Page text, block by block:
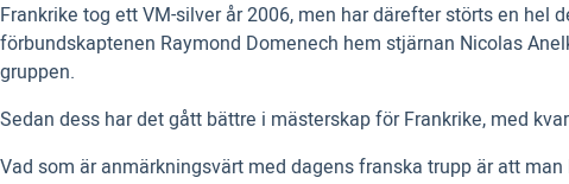
Frankrike tog ett VM-silver år 2006, men har därefter störts en
förbundskaptenen Raymond Domenech hem stjärnan Nicolas
gruppen.
Sedan dess har det gått bättre i mästerskap för Frankrike, med
Vad som är anmärkningsvärt med dagens franska trupp är att